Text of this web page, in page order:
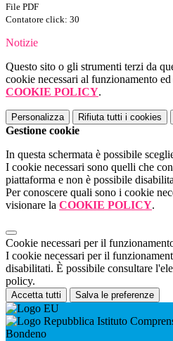
File PDF
Contatore click: 30
Notizie
Questo sito o gli strumenti terzi da
cookie necessari al funzionamento
COOKIE POLICY.
Personalizza Rifiuta tutti i cookies
Gestione cookie
In questa schermata è possibile
I cookie necessari sono quelli che
piattaforma e non è possibile
Per conoscere quali sono i cookie
visionare la COOKIE POLICY.
Cookie necessari per il
I cookie necessari per il
disabilitati. È possibile consultare
policy.
Accetta tutti Salva le preferenze
Istituto
Bondeno